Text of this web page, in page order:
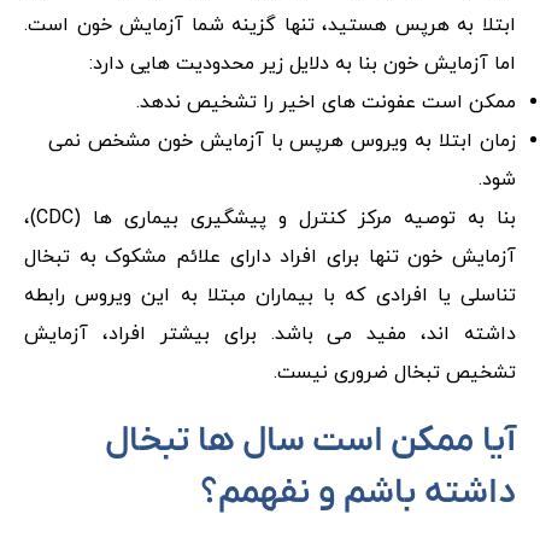
ابتلا به هرپس هستید، تنها گزینه شما آزمایش خون است.
اما آزمایش خون بنا به دلایل زیر محدودیت هایی دارد:
ممکن است عفونت های اخیر را تشخیص ندهد.
زمان ابتلا به ویروس هرپس با آزمایش خون مشخص نمی
شود.
بنا به توصیه مرکز کنترل و پیشگیری بیماری ها (CDC)،
آزمایش خون تنها برای افراد دارای علائم مشکوک به تبخال
تناسلی یا افرادی که با بیماران مبتلا به این ویروس رابطه
داشته اند، مفید می باشد. برای بیشتر افراد، آزمایش
تشخیص تبخال ضروری نیست.
آیا ممکن است سال ها تبخال
داشته باشم و نفهمم؟